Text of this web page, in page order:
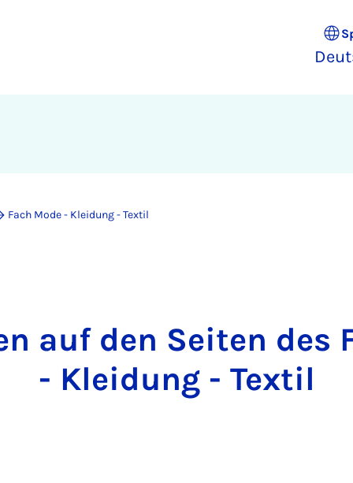
Fach Mode - Kleidung - Textil
auf den Seiten des
- Kleidung - Textil